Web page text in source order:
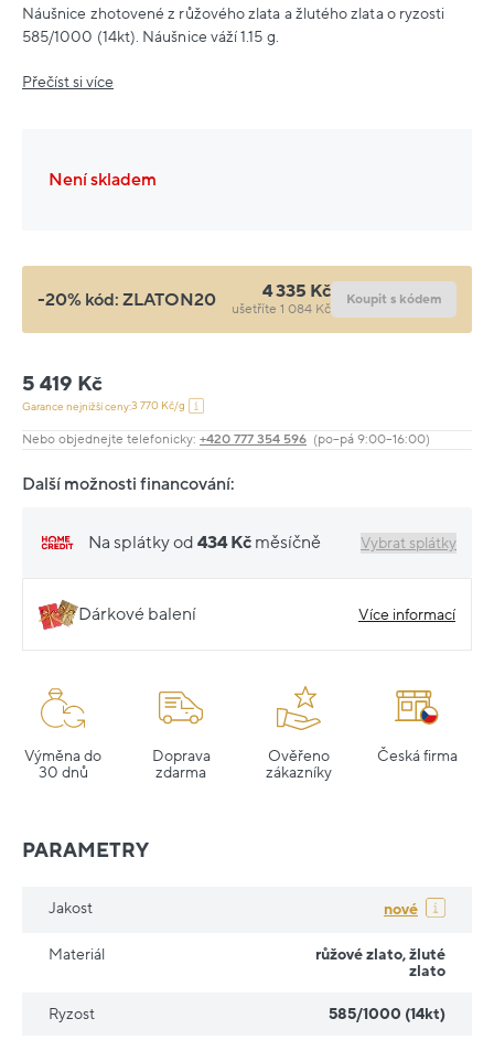
Náušnice zhotovené z růžového zlata a žlutého zlata o ryzosti
585/1000 (14kt). Náušnice váží 1.15 g.
Přečíst si více
Není skladem
-20% kód: ZLATON20 4 335 Kč
ušetříte 1 084 Kč
Koupit s kódem
5 419 Kč
Garance nejnižší ceny:3 770 Kč/g
Nebo objednejte telefonicky: +420 777 354 596 (po–pá 9:00–16:00)
Další možnosti financování:
Na splátky od 434 Kč měsíčně Vybrat splátky
Dárkové balení Více informací
Výměna do
30 dnů
Doprava
zdarma
Ověřeno
zákazníky
Česká firma
PARAMETRY
Jakost nové
Materiál růžové zlato, žluté
zlato
Ryzost 585/1000 (14kt)